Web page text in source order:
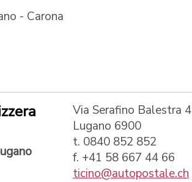
- Carona
Via Serafino Balestra 4
Lugano 6900
t. 0840 852 852
f. +41 58 667 44 66
ticino@autopostale.ch